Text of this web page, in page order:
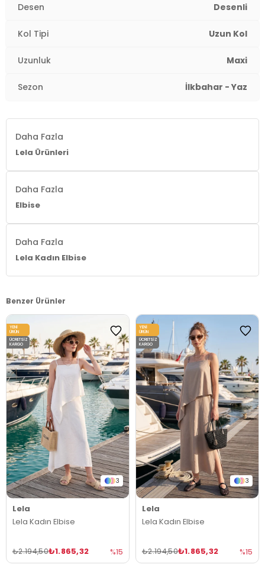
2DY611EL510.61
Desen Desenli
Kol Tipi Uzun Kol
Uzunluk Maxi
Sezon İlkbahar - Yaz
Daha Fazla
Lela Ürünleri
Daha Fazla
Elbise
Daha Fazla
Lela Kadın Elbise
Benzer Ürünler
3
Lela
Lela Kadın Elbise
₺1.865,32
₺2.194,50 %15
YENI
ÜRÜN
ÜCRETSIZ
KARGO
3
Lela
Lela Kadın Elbise
₺1.865,32
₺2.194,50 %15
YENI
ÜRÜN
ÜCRETSIZ
KARGO